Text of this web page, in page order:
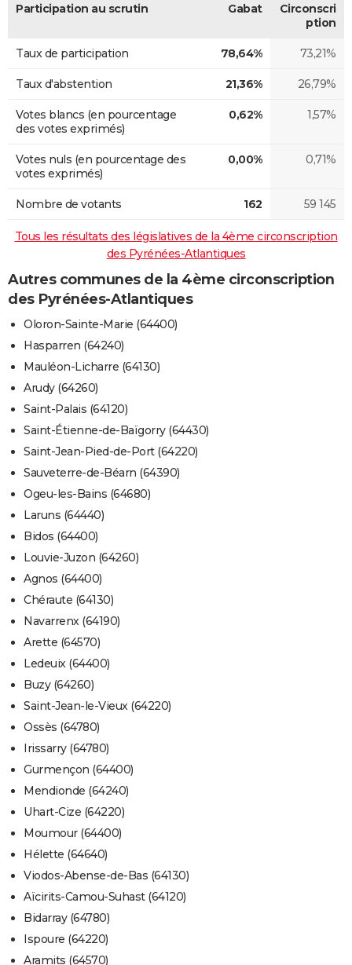
Participation au scrutin Gabat
Circonscri
ption
Taux de participation 78,64% 73,21%
Taux d'abstention 21,36% 26,79%
Votes blancs (en pourcentage
des votes exprimés)
0,62% 1,57%
Votes nuls (en pourcentage des
votes exprimés)
0,00% 0,71%
Nombre de votants 162 59 145
Tous les résultats des législatives de la 4ème circonscription
des Pyrénées-Atlantiques
Autres communes de la 4ème circonscription
des Pyrénées-Atlantiques
Oloron-Sainte-Marie (64400)
Hasparren (64240)
Mauléon-Licharre (64130)
Arudy (64260)
Saint-Palais (64120)
Saint-Étienne-de-Baïgorry (64430)
Saint-Jean-Pied-de-Port (64220)
Sauveterre-de-Béarn (64390)
Ogeu-les-Bains (64680)
Laruns (64440)
Bidos (64400)
Louvie-Juzon (64260)
Agnos (64400)
Chéraute (64130)
Navarrenx (64190)
Arette (64570)
Ledeuix (64400)
Buzy (64260)
Saint-Jean-le-Vieux (64220)
Ossès (64780)
Irissarry (64780)
Gurmençon (64400)
Mendionde (64240)
Uhart-Cize (64220)
Moumour (64400)
Hélette (64640)
Viodos-Abense-de-Bas (64130)
Aïcirits-Camou-Suhast (64120)
Bidarray (64780)
Ispoure (64220)
Aramits (64570)